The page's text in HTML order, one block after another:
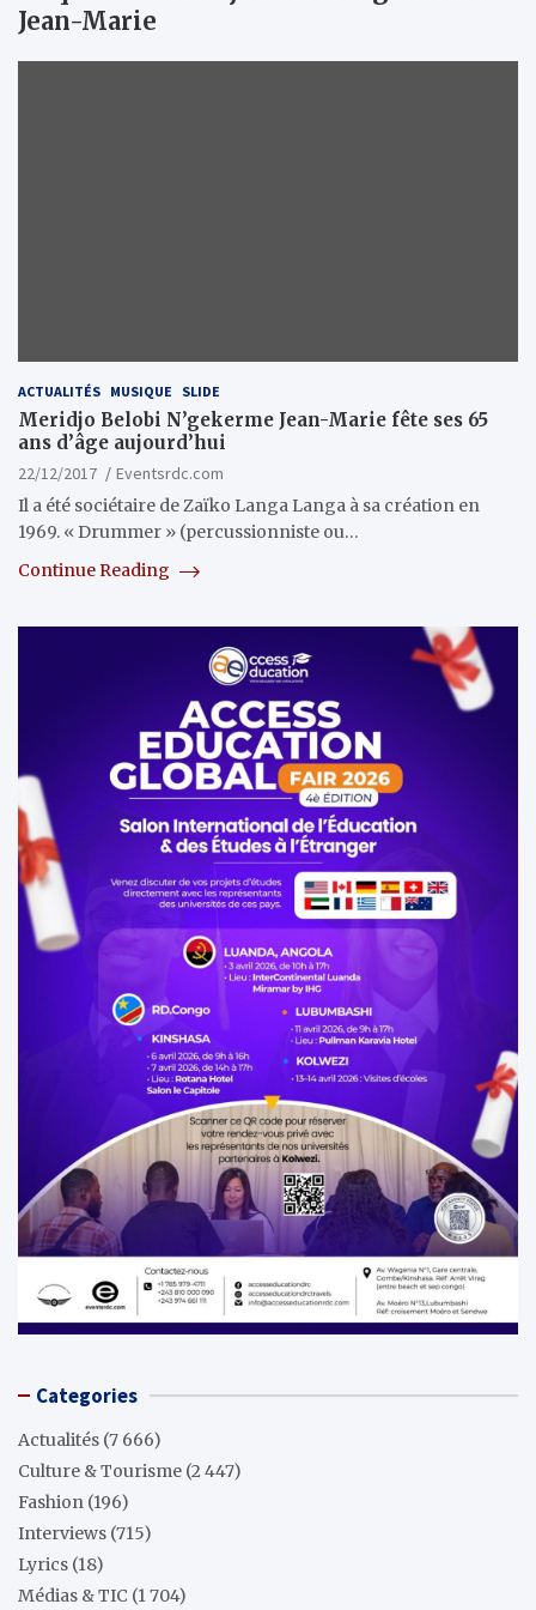
Jean-Marie
ACTUALITÉS MUSIQUE SLIDE
Meridjo Belobi N’gekerme Jean-Marie fête ses 65
ans d’âge aujourd’hui
22/12/2017
Eventsrdc.com
Il a été sociétaire de Zaïko Langa Langa à sa création en
1969. « Drummer » (percussionniste ou…
Continue Reading
Categories
Actualités (7 666)
Culture & Tourisme (2 447)
Fashion (196)
Interviews (715)
Lyrics (18)
Médias & TIC (1 704)